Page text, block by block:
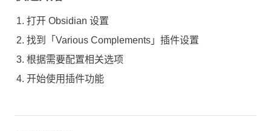
打开 Obsidian 设置
找到「Various Complements」插件设置
根据需要配置相关选项
开始使用插件功能